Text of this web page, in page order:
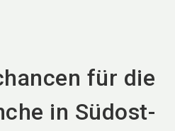
für die
in Südost-